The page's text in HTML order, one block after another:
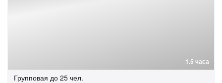
1.5 часа
Групповая до 25 чел.